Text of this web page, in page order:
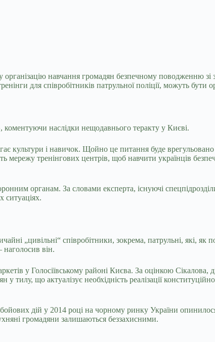
організацію навчання громадян безпечному поводженню зі
для співробітників патрульної поліції, можуть бути
наслідки нещодавнього теракту у Києві.
культури і навичок. Щойно це питання буде
тренінгових центрів, щоб навчити українців
органам. За словами експерта, існуючі
ситуаціях.
„цивільні“ співробітники, зокрема, патрульні, які, як
наголосив він.
у Голосіївському районі Києва. За оцінкою Сікалова,
що актуалізує необхідність реалізації
дій у 2014 році на чорному ринку України
громадяни залишаються беззахисними.